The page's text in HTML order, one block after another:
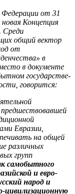
Федерации от 31
Концепция
Среди
общий вектор
от
в
в документе
государстве-
говорится:
предшествовавшей
Евразии,
на общей
различных
групп
самобытного
и евро-
народ и
цивилизационную